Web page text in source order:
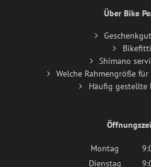
Über Bike
Shimano
Welche Rahmengröße
Häufig gestellte
Montag
Dienstag